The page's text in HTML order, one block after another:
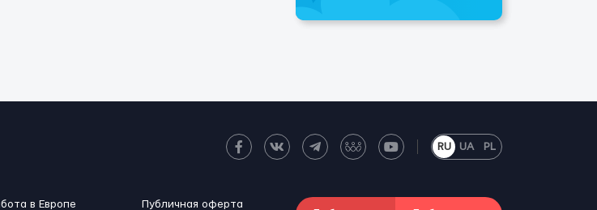
RU UA PL
в Европе Публичная оферта